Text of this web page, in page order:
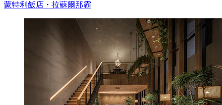
蒙特利飯店・拉蘇爾那霸